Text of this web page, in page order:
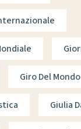
Giro Del Mondo
Giulia